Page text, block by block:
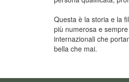
Questa è la storia e la
più numerosa e
internazionali che
bella che mai.